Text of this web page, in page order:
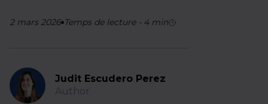
2 mars 2026 Temps de lecture- 4 min
Judit Escudero Perez
Author